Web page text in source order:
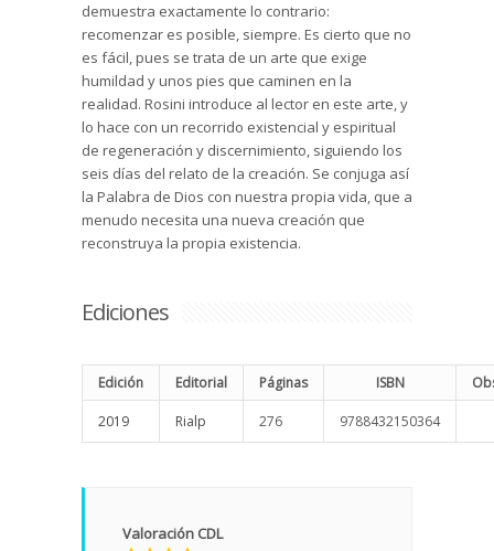
demuestra exactamente lo contrario:
recomenzar es posible, siempre. Es cierto que no
es fácil, pues se trata de un arte que exige
humildad y unos pies que caminen en la
realidad. Rosini introduce al lector en este arte, y
lo hace con un recorrido existencial y espiritual
de regeneración y discernimiento, siguiendo los
seis días del relato de la creación. Se conjuga así
la Palabra de Dios con nuestra propia vida, que a
menudo necesita una nueva creación que
reconstruya la propia existencia.
Ediciones
Edición Editorial Páginas ISBN
2019 Rialp 276 9788432150364
Valoración CDL